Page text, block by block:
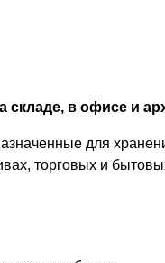
складе, в офисе и
для
торговых и